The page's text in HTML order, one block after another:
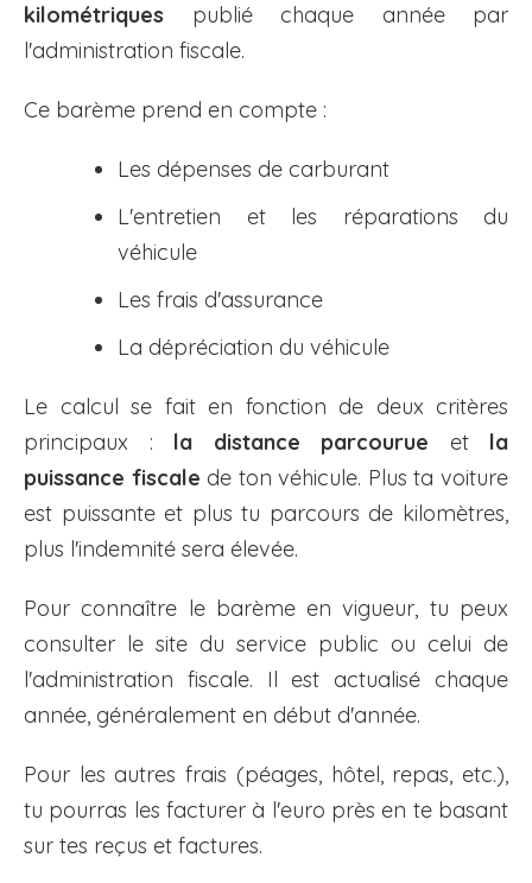
kilométriques publié chaque année par
l'administration fiscale.
Ce barème prend en compte :
Les dépenses de carburant
L'entretien et les réparations du
véhicule
Les frais d'assurance
La dépréciation du véhicule
Le calcul se fait en fonction de deux critères
principaux : la distance parcourue et la
puissance fiscale de ton véhicule. Plus ta voiture
est puissante et plus tu parcours de kilomètres,
plus l'indemnité sera élevée.
Pour connaître le barème en vigueur, tu peux
consulter le site du service public ou celui de
l'administration fiscale. Il est actualisé chaque
année, généralement en début d'année.
Pour les autres frais (péages, hôtel, repas, etc.),
tu pourras les facturer à l'euro près en te basant
sur tes reçus et factures.